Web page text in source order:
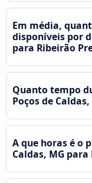
Em média,
disponíveis por
para Ribeirão
Quanto tempo
Poços de
A que horas é o
Caldas, MG para